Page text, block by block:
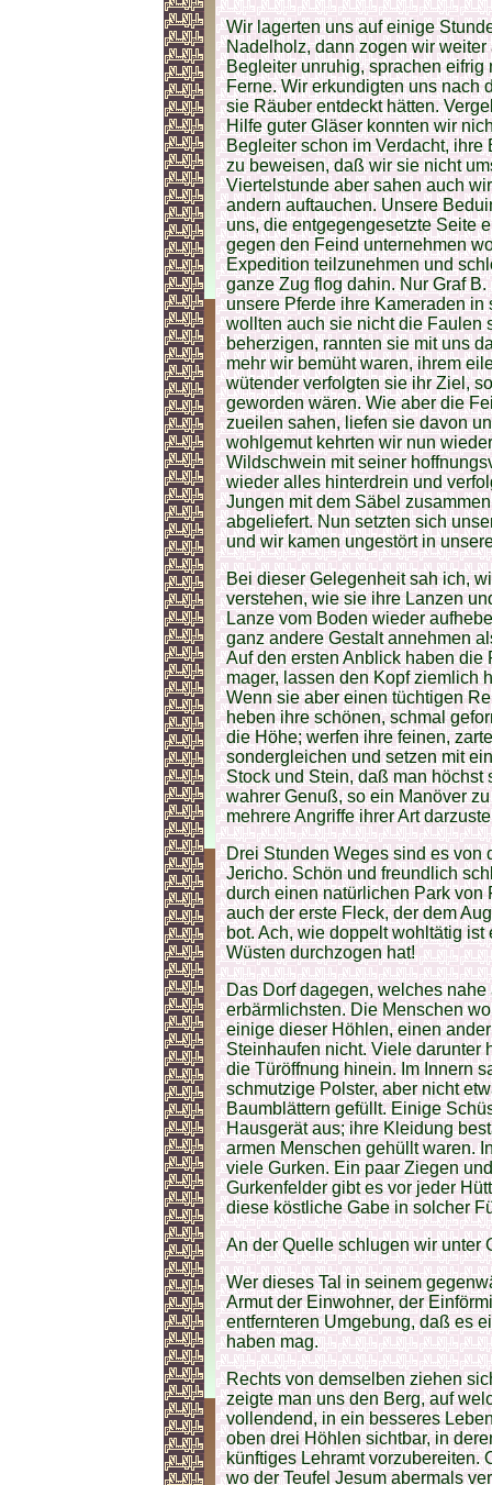
Wir lagerten uns auf einige
Nadelholz, dann zogen wir
Begleiter unruhig, sprachen
Ferne. Wir erkundigten uns nach
sie Räuber entdeckt hätten.
Hilfe guter Gläser konnten wir
Begleiter schon im Verdacht,
zu beweisen, daß wir sie nicht
Viertelstunde aber sahen auch
andern auftauchen. Unsere
uns, die entgegengesetzte Seite
gegen den Feind unternehmen
Expedition teilzunehmen und
ganze Zug flog dahin. Nur Graf
unsere Pferde ihre Kameraden
wollten auch sie nicht die Faulen
beherzigen, rannten sie mit uns
mehr wir bemüht waren, ihrem
wütender verfolgten sie ihr Ziel,
geworden wären. Wie aber die
zueilen sahen, liefen sie davon
wohlgemut kehrten wir nun
Wildschwein mit seiner
wieder alles hinterdrein und
Jungen mit dem Säbel
abgeliefert. Nun setzten sich
und wir kamen ungestört in
Bei dieser Gelegenheit sah ich,
verstehen, wie sie ihre Lanzen
Lanze vom Boden wieder
ganz andere Gestalt annehmen
Auf den ersten Anblick haben
mager, lassen den Kopf ziemlich
Wenn sie aber einen tüchtigen
heben ihre schönen, schmal
die Höhe; werfen ihre feinen,
sondergleichen und setzen mit
Stock und Stein, daß man
wahrer Genuß, so ein Manöver
mehrere Angriffe ihrer Art
Drei Stunden Weges sind es von
Jericho. Schön und freundlich
durch einen natürlichen Park von
auch der erste Fleck, der dem
bot. Ach, wie doppelt wohltätig
Wüsten durchzogen hat!
Das Dorf dagegen, welches
erbärmlichsten. Die Menschen
einige dieser Höhlen, einen
Steinhaufen nicht. Viele darunter
die Türöffnung hinein. Im Innern
schmutzige Polster, aber nicht
Baumblättern gefüllt. Einige
Hausgerät aus; ihre Kleidung
armen Menschen gehüllt waren.
viele Gurken. Ein paar Ziegen
Gurkenfelder gibt es vor jeder
diese köstliche Gabe in solcher
An der Quelle schlugen wir unter
Wer dieses Tal in seinem
Armut der Einwohner, der
entfernteren Umgebung, daß es
haben mag.
Rechts von demselben ziehen
zeigte man uns den Berg, auf
vollendend, in ein besseres
oben drei Höhlen sichtbar, in
künftiges Lehramt vorzubereiten.
wo der Teufel Jesum abermals